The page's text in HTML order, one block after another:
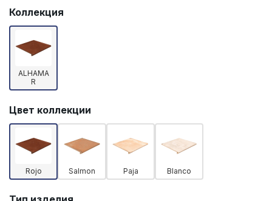
Коллекция
ALHAMA
R
Цвет коллекции
Rojo Salmon Paja Blanco